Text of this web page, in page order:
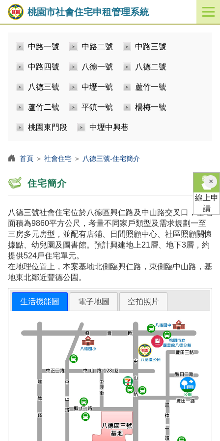
桃園市社會住宅申租管理系統
開
啟
中路一號 中路二號 中路三號
中路四號 八德一號 八德二號
八德三號 中壢一號 蘆竹一號
蘆竹二號 平鎮一號 楊梅一號
桃園東門段 中壢中興巷
首頁 ＞ 社會住宅 ＞ 八德三號-住宅簡介
住宅簡介
八德三號社會住宅位於八德區興仁路及中山路交叉口，基地
面積為9860平方公尺，考量不同家戶類型及需求規劃一至
三房多元房型，並配有店鋪、日間照顧中心、社區照顧關懷
據點、幼兒園及圖書館。預計興建地上21層、地下3層，約
提供524戶住宅單元。
在地理位置上，本案基地北側臨興仁路，東側臨中山路，基
地東北鄰近豐德公園。
生活機能圖 電子地圖 空拍照片
×關
閉
線上申
請